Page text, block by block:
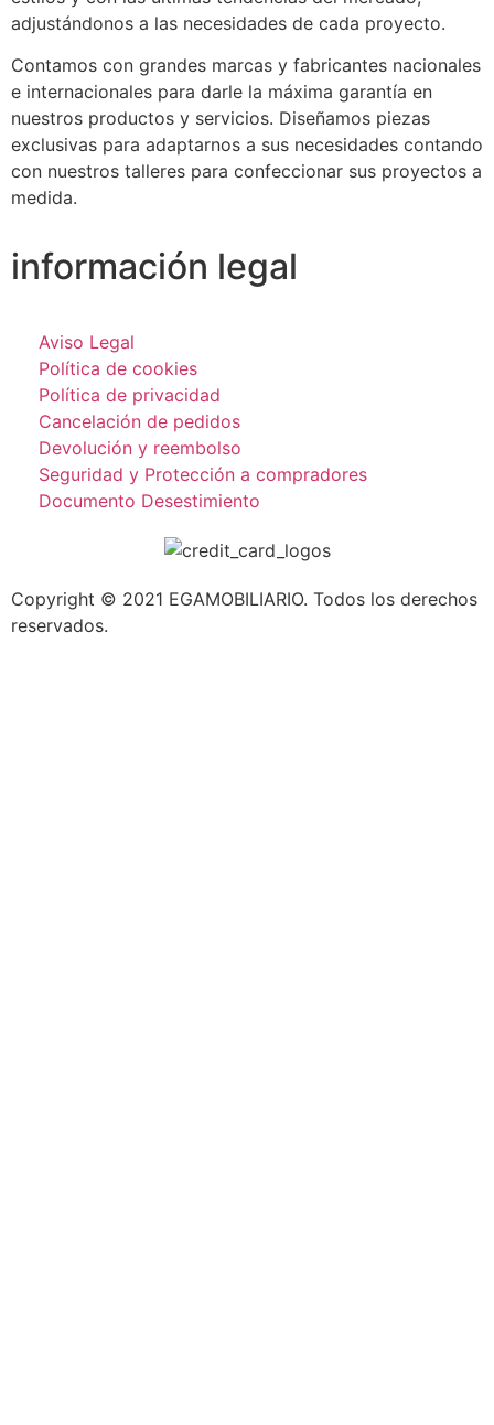
adjustándonos a las necesidades de cada proyecto.
Contamos con grandes marcas y fabricantes nacionales
e internacionales para darle la máxima garantía en
nuestros productos y servicios. Diseñamos piezas
exclusivas para adaptarnos a sus necesidades contando
con nuestros talleres para confeccionar sus proyectos a
medida.
información legal
Aviso Legal
Política de cookies
Política de privacidad
Cancelación de pedidos
Devolución y reembolso
Seguridad y Protección a compradores
Documento Desestimiento
Copyright © 2021 EGAMOBILIARIO. Todos los derechos
reservados.